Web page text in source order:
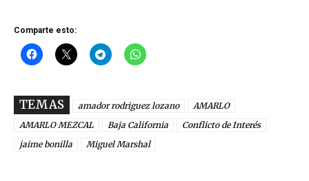
Comparte esto:
TEMAS amador rodriguez lozano
AMARLO
AMARLO MEZCAL
Baja California
Conflicto de Interés
jaime bonilla
Miguel Marshal